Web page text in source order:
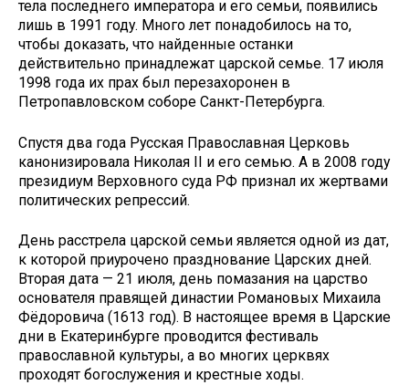
тела последнего императора и его семьи, появились
лишь в 1991 году. Много лет понадобилось на то,
чтобы доказать, что найденные останки
действительно принадлежат царской семье. 17 июля
1998 года их прах был перезахоронен в
Петропавловском соборе Санкт-Петербурга.
Спустя два года Русская Православная Церковь
канонизировала Николая II и его семью. А в 2008 году
президиум Верховного суда РФ признал их жертвами
политических репрессий.
День расстрела царской семьи является одной из дат,
к которой приурочено празднование Царских дней.
Вторая дата — 21 июля, день помазания на царство
основателя правящей династии Романовых Михаила
Фёдоровича (1613 год). В настоящее время в Царские
дни в Екатеринбурге проводится фестиваль
православной культуры, а во многих церквях
проходят богослужения и крестные ходы.